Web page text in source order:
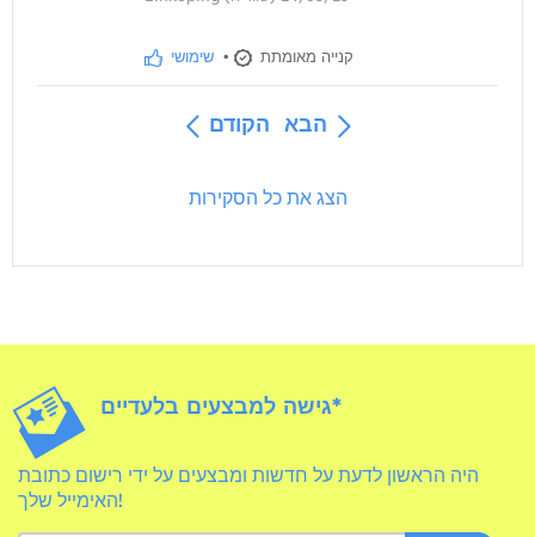
שימושי • קנייה מאומתת
הקודם הבא
הצג את כל הסקירות
גישה למבצעים בלעדיים*
היה הראשון לדעת על חדשות ומבצעים על ידי רישום כתובת
האימייל שלך!